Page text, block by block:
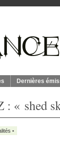
Dernières
« shed
•